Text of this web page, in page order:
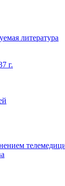
литература
г.